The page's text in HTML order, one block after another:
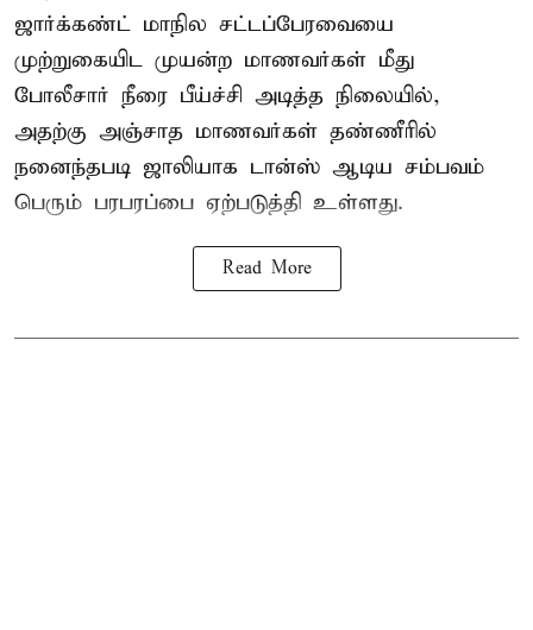
ஜார்க்கண்ட் மாநில சட்டப்பேரவையை
முற்றுகையிட முயன்ற மாணவர்கள் மீது
போலீசார் நீரை பீய்ச்சி அடித்த நிலையில்,
அதற்கு அஞ்சாத மாணவர்கள் தண்ணீரில்
நனைந்தபடி ஜாலியாக டான்ஸ் ஆடிய சம்பவம்
பெரும் பரபரப்பை ஏற்படுத்தி உள்ளது.
Read More